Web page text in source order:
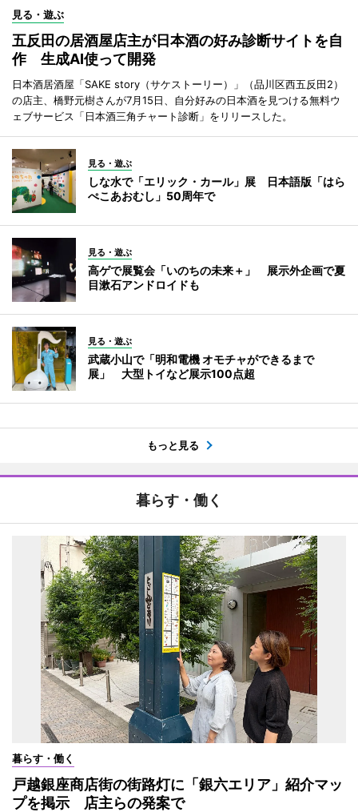
見る・遊ぶ
五反田の居酒屋店主が日本酒の好み診断サイトを自
作 生成AI使って開発
日本酒居酒屋「SAKE story（サケストーリー）」（品川区西五反田2）
の店主、橋野元樹さんが7月15日、自分好みの日本酒を見つける無料ウ
ェブサービス「日本酒三角チャート診断」をリリースした。
見る・遊ぶ
しな水で「エリック・カール」展 日本語版「はら
ぺこあおむし」50周年で
見る・遊ぶ
高ゲで展覧会「いのちの未来＋」 展示外企画で夏
目漱石アンドロイドも
見る・遊ぶ
武蔵小山で「明和電機 オモチャができるまで
展」 大型トイなど展示100点超
もっと見る
暮らす・働く
暮らす・働く
戸越銀座商店街の街路灯に「銀六エリア」紹介マッ
プを掲示 店主らの発案で